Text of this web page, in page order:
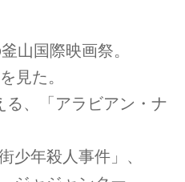
山国際映画祭。
見た。
る、「アラビアン・ナ
少年殺人事件」、